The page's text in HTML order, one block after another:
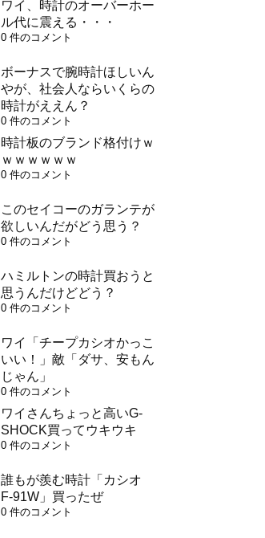
ワイ、時計のオーバーホー
ル代に震える・・・
0 件のコメント
ボーナスで腕時計ほしいん
やが、社会人ならいくらの
時計がええん？
0 件のコメント
時計板のブランド格付けｗ
ｗｗｗｗｗｗ
0 件のコメント
このセイコーのガランテが
欲しいんだがどう思う？
0 件のコメント
ハミルトンの時計買おうと
思うんだけどどう？
0 件のコメント
ワイ「チープカシオかっこ
いい！」敵「ダサ、安もん
じゃん」
0 件のコメント
ワイさんちょっと高いG-
SHOCK買ってウキウキ
0 件のコメント
誰もが羨む時計「カシオ
F-91W」買ったぜ
0 件のコメント